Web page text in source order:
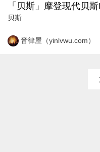
「贝斯」摩登现代贝
贝斯
音律屋（yinlvwu.com）